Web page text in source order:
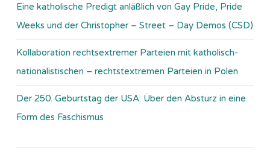
Eine katholische Predigt anläßlich von Gay Pride, Pride
Weeks und der Christopher – Street – Day Demos (CSD)
Kollaboration rechtsextremer Parteien mit katholisch-
nationalistischen – rechtstextremen Parteien in Polen
Der 250. Geburtstag der USA: Über den Absturz in eine
Form des Faschismus